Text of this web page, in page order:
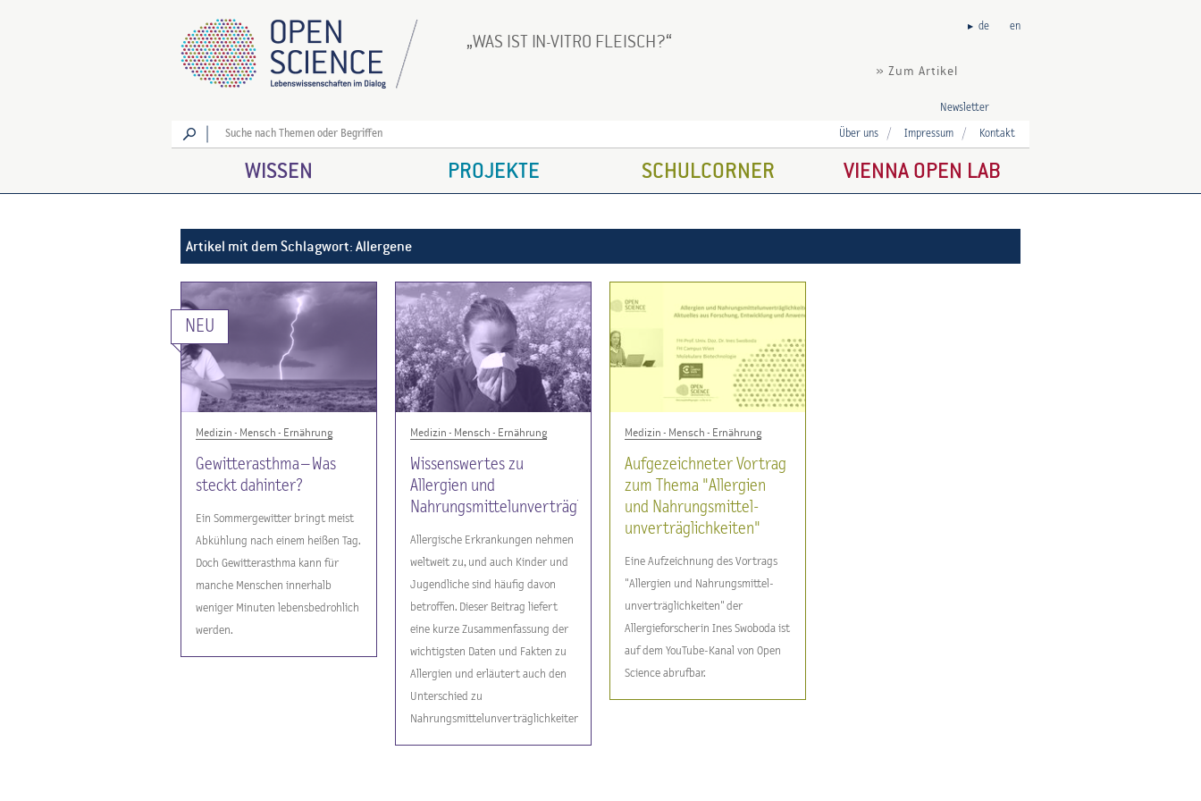
WAS IST IN-VITRO FLEISCH?
» Zum Artikel
de en
Newsletter
Los
Über uns Impressum Kontakt
WISSEN PROJEKTE SCHULCORNER VIENNA OPEN LAB
Artikel mit dem Schlagwort: Allergene
Medizin - Mensch - Ernährung
Gewitterasthma – Was
steckt dahinter?
Ein Sommergewitter bringt meist
Abkühlung nach einem heißen Tag.
Doch Gewitterasthma kann für
manche Menschen innerhalb
weniger Minuten lebensbedrohlich
werden.
Medizin - Mensch - Ernährung
Wissenswertes zu
Allergien und
Nahrungsmittelunverträglichkeiten
Allergische Erkrankungen nehmen
weltweit zu, und auch Kinder und
Jugendliche sind häufig davon
betroffen. Dieser Beitrag liefert
eine kurze Zusammenfassung der
wichtigsten Daten und Fakten zu
Allergien und erläutert auch den
Unterschied zu
Nahrungsmittelunverträglichkeiten.
Medizin - Mensch - Ernährung
Aufgezeichneter Vortrag
zum Thema "Allergien
und Nahrungsmittel-
unverträglichkeiten"
Eine Aufzeichnung des Vortrags
"Allergien und Nahrungsmittel-
unverträglichkeiten" der
Allergieforscherin Ines Swoboda ist
auf dem YouTube-Kanal von Open
Science abrufbar.